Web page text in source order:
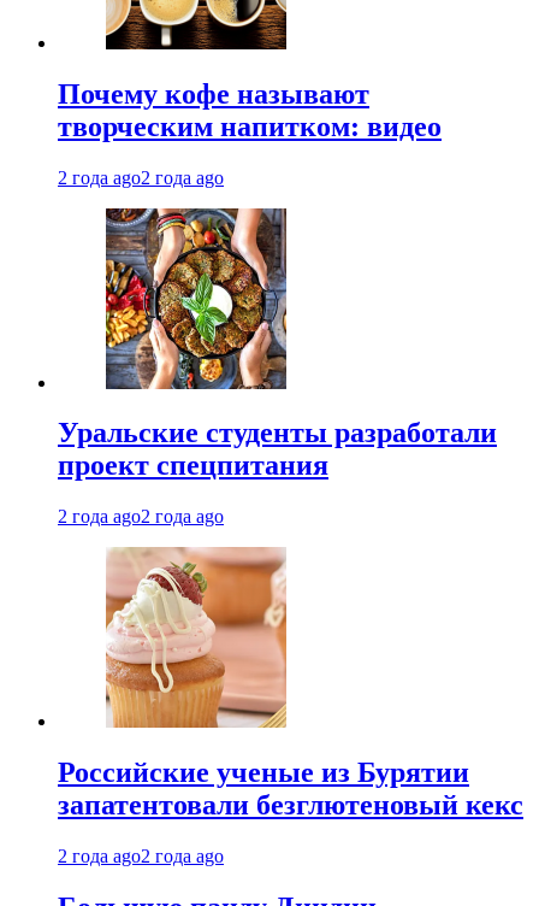
Почему кофе называют
творческим напитком: видео
2 года ago2 года ago
Уральские студенты разработали
проект спецпитания
2 года ago2 года ago
Российские ученые из Бурятии
запатентовали безглютеновый кекс
2 года ago2 года ago